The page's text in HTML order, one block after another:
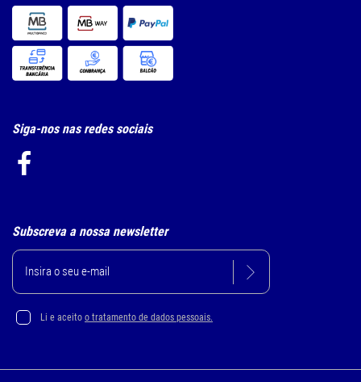
Siga-nos nas redes sociais
Subscreva a nossa newsletter
Li e aceito o tratamento de dados pessoais.